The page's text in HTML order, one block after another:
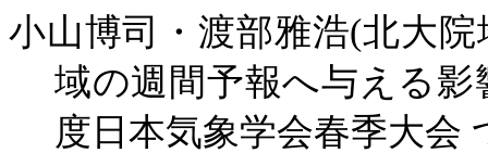
小山博司・渡部雅浩(北大院
域の週間予報へ与える影
度日本気象学会春季大会